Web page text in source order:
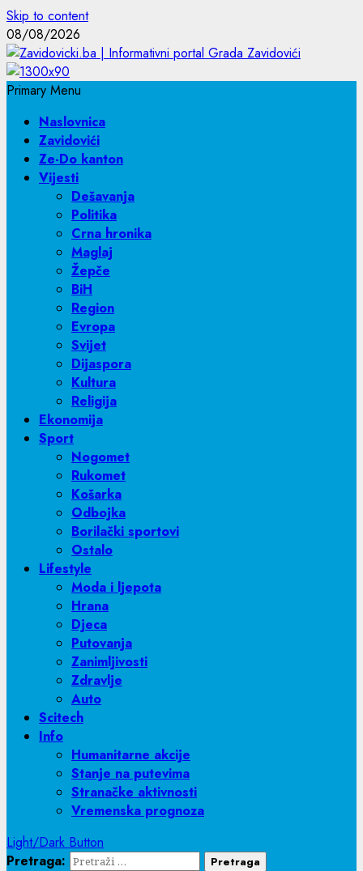
Skip to content
08/08/2026
Primary Menu
Naslovnica
Zavidovići
Ze-Do kanton
Vijesti
Dešavanja
Politika
Crna hronika
Maglaj
Žepče
BiH
Region
Evropa
Svijet
Dijaspora
Kultura
Religija
Ekonomija
Sport
Nogomet
Rukomet
Košarka
Odbojka
Borilački sportovi
Ostalo
Lifestyle
Moda i ljepota
Hrana
Djeca
Putovanja
Zanimljivosti
Zdravlje
Auto
Scitech
Info
Humanitarne akcije
Stanje na putevima
Stranačke aktivnosti
Vremenska prognoza
Light/Dark Button
Pretraga: